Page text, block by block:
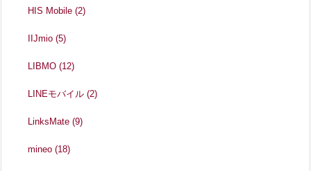
HIS Mobile(2)
IIJmio(5)
LIBMO(12)
LINEモバイル(2)
LinksMate(9)
mineo(18)